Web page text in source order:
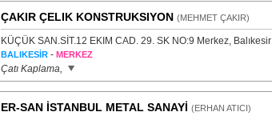
ÇAKIR ÇELIK KONSTRUKSIYON (MEHMET ÇAKIR)
KÜÇÜK SAN.SİT.12 EKIM CAD. 29. SK NO:9 Merkez, Balıkesir
BALIKESİR- MERKEZ
Çatı Kaplama,
ER-SAN İSTANBUL METAL SANAYİ (ERHAN ATICI)